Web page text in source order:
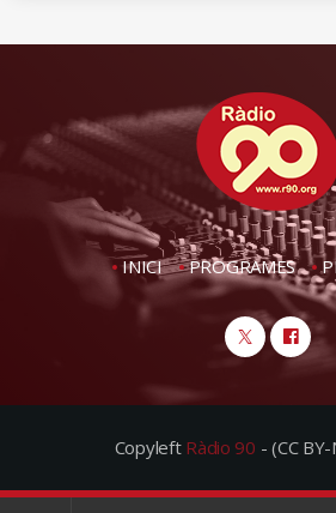
INICI PROGRAMES
Copyleft Ràdio 90 - (CC